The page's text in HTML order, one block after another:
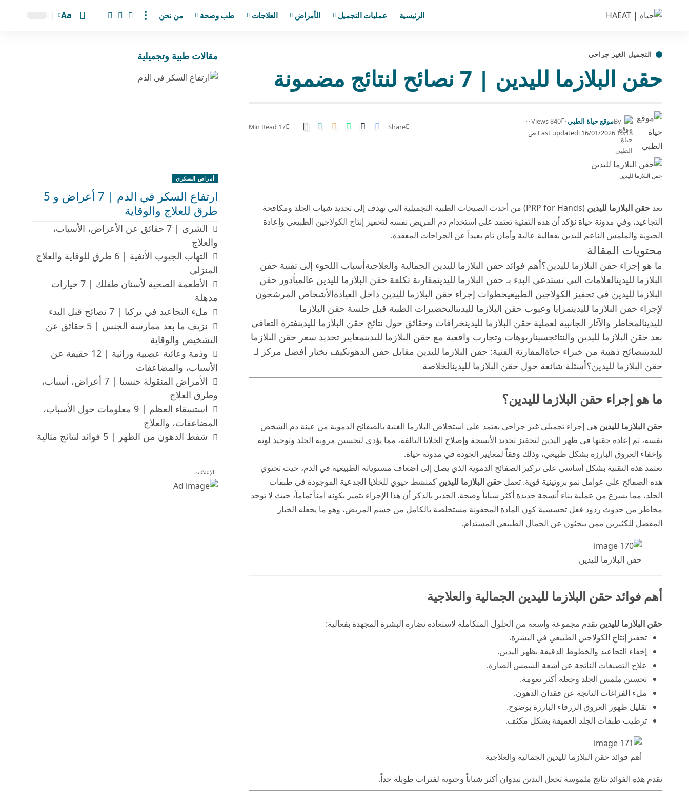
الرئيسية عمليات التجميل الأمراض العلاجات طب وصحة من نحن Aa
التجميل الغير جراحي
حقن البلازما لليدين | 7 نصائح لنتائج مضمونة
Last updated: 16/01/2026 10:18 ص
Byموقع حياة الطبي 840 Views
Share
17 Min Read
حقن البلازما لليدين
تعد حقن البلازما لليدين
(PRP for Hands) من أحدث الصيحات الطبية التجميلية التي تهدف إلى تجديد شباب الجلد ومكافحة
التجاعيد، وفي مدونة حياة نؤكد أن هذه التقنية تعتمد على استخدام دم المريض نفسه لتحفيز إنتاج الكولاجين الطبيعي وإعادة
الحيوية والملمس الناعم لليدين بفعالية عالية وأمان تام بعيداً عن الجراحات المعقدة.
محتويات المقالة
ما هو إجراء حقن البلازما لليدين؟أهم فوائد حقن البلازما لليدين الجمالية والعلاجيةأسباب اللجوء إلى تقنية حقن
البلازما لليدينالعلامات التي تستدعي البدء بـ حقن البلازما لليدينمقارنة تكلفة حقن البلازما لليدين عالمياًدور حقن
البلازما لليدين في تحفيز الكولاجين الطبيعيخطوات إجراء حقن البلازما لليدين داخل العيادةالأشخاص المرشحون
لإجراء حقن البلازما لليدينمزايا وعيوب حقن البلازما لليدينالتحضيرات الطبية قبل جلسة حقن البلازما
لليدينالمخاطر والآثار الجانبية لعملية حقن البلازما لليدينخرافات وحقائق حول نتائج حقن البلازما لليدينفترة التعافي
بعد حقن البلازما لليدين والنتائجسيناريوهات وتجارب واقعية مع حقن البلازما لليدينمعايير تحديد سعر حقن البلازما
لليديننصائح ذهبية من خبراء حياةالمقارنة الفنية: حقن البلازما لليدين مقابل حقن الدهونكيف تختار أفضل مركز لـ
حقن البلازما لليدين؟أسئلة شائعة حول حقن البلازما لليدينالخلاصة
ما هو إجراء حقن البلازما لليدين؟
حقن البلازما لليدين هي إجراء تجميلي غير جراحي يعتمد على استخلاص البلازما الغنية بالصفائح الدموية من عينة دم الشخص
نفسه، ثم إعادة حقنها في ظهر اليدين لتحفيز تجديد الأنسجة وإصلاح الخلايا التالفة، مما يؤدي لتحسين مرونة الجلد وتوحيد لونه
وإخفاء العروق البارزة بشكل طبيعي، وذلك وفقاً لمعايير الجودة في مدونة حياة.
تعتمد هذه التقنية بشكل أساسي على تركيز الصفائح الدموية الذي يصل إلى أضعاف مستوياته الطبيعية في الدم، حيث تحتوي
هذه الصفائح على عوامل نمو بروتينية قوية. تعمل حقن البلازما لليدين كمنشط حيوي للخلايا الجذعية الموجودة في طبقات
الجلد، مما يسرع من عملية بناء أنسجة جديدة أكثر شباباً وصحة. الجدير بالذكر أن هذا الإجراء يتميز بكونه آمناً تماماً، حيث لا توجد
مخاطر من حدوث ردود فعل تحسسية كون المادة المحقونة مستخلصة بالكامل من جسم المريض، وهو ما يجعله الخيار
المفضل للكثيرين ممن يبحثون عن الجمال الطبيعي المستدام.
حقن البلازما لليدين
أهم فوائد حقن البلازما لليدين الجمالية والعلاجية
حقن البلازما لليدين تقدم مجموعة واسعة من الحلول المتكاملة لاستعادة نضارة البشرة المجهدة بفعالية:
تحفيز إنتاج الكولاجين الطبيعي في البشرة.
إخفاء التجاعيد والخطوط الدقيقة بظهر اليدين.
علاج التصبغات الناتجة عن أشعة الشمس الضارة.
تحسين ملمس الجلد وجعله أكثر نعومة.
ملء الفراغات الناتجة عن فقدان الدهون.
تقليل ظهور العروق الزرقاء البارزة بوضوح.
ترطيب طبقات الجلد العميقة بشكل مكثف.
أهم فوائد حقن البلازما لليدين الجمالية والعلاجية
تقدم هذه الفوائد نتائج ملموسة تجعل اليدين تبدوان أكثر شباباً وحيوية لفترات طويلة جداً.
مقالات طبية وتجميلية
أمراض السكري
ارتفاع السكر في الدم | 7 أعراض و 5
طرق للعلاج والوقاية
الشرى | 7 حقائق عن الأعراض، الأسباب،
والعلاج
التهاب الجيوب الأنفية | 6 طرق للوقاية والعلاج
المنزلي
الأطعمة الصحية لأسنان طفلك | 7 خيارات
مذهلة
ملء التجاعيد في تركيا | 7 نصائح قبل البدء
نزيف ما بعد ممارسة الجنس | 5 حقائق عن
التشخيص والوقاية
وذمة وعائية عصبية وراثية | 12 حقيقة عن
الأسباب، والمضاعفات
الأمراض المنقولة جنسيا | 7 أعراض، أسباب،
وطرق العلاج
استسقاء العظم | 9 معلومات حول الأسباب،
المضاعفات، والعلاج
شفط الدهون من الظهر | 5 فوائد لنتائج مثالية
- الإعلانات -